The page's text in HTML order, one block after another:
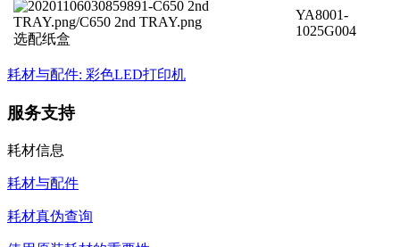
选配纸盒
YA8001-
1025G004
耗材与配件: 彩色LED打印机
服务支持
耗材信息
耗材与配件
耗材真伪查询